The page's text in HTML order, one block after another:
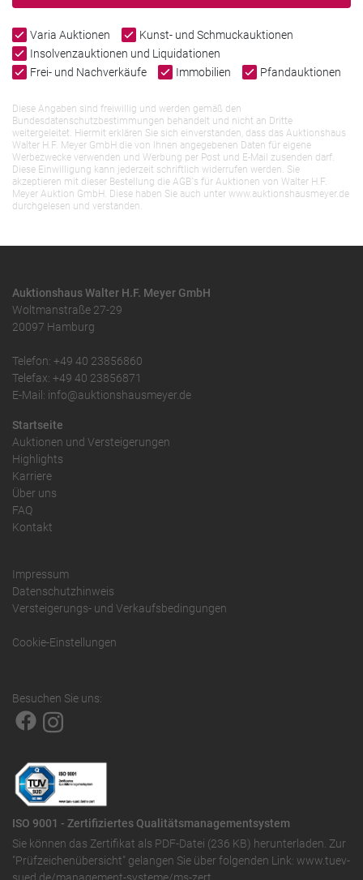
Varia Auktionen
Kunst- und Schmuckauktionen
Insolvenzauktionen und Liquidationen
Frei- und Nachverkäufe
Immobilien Pfandauktionen
Diese Angaben sind freiwillig und werden gemäß den
Bundesdatenschutzbestimmungen behandelt und nicht an Dritte
weitergeleitet. Hiermit erklären Sie sich einverstanden, dass das Auktionshaus
Walter H.F. Meyer GmbH die von Ihnen angegebenen Daten für eigene
Werbezwecke verwenden und Werbung per Post und E-Mail zusenden darf.
Diese Einwilligung kann jederzeit schriftlich widerrufen werden. Sie
akzeptieren mit dieser Bestellung die AGB`s für Auktionen von Walter H.F.
Meyer Auktion GmbH. Diese haben Sie auch unter www.auktionshausmeyer.de
durchgelesen und verstanden.
Auktionshaus Walter H.F. Meyer GmbH
Woltmanstraße 27-29
20097 Hamburg
Telefon: +49 40 23856860
Telefax: +49 40 23856871
E-Mail: info@auktionshausmeyer.de
Startseite
Auktionen und Versteigerungen
Highlights
Karriere
Über uns
FAQ
Kontakt
Impressum
Datenschutzhinweis
Versteigerungs- und Verkaufsbedingungen
Cookie-Einstellungen
Besuchen Sie uns:
ISO 9001 - Zertifiziertes Qualitätsmanagementsystem
Sie können das Zertifikat als PDF-Datei (236 KB) herunterladen. Zur
"Prüfzeichenübersicht" gelangen Sie über folgenden Link: www.tuev-